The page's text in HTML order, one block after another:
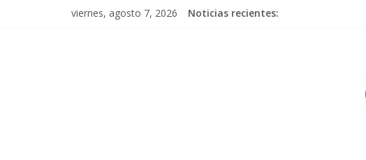
viernes, agosto 7, 2026 Noticias recientes: